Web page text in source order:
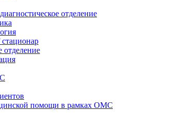
отделение
помощи в рамках ОМС